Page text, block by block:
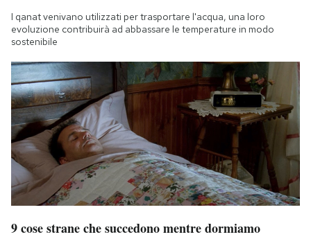
I qanat venivano utilizzati per trasportare l'acqua, una loro
evoluzione contribuirà ad abbassare le temperature in modo
sostenibile
9 cose strane che succedono mentre dormiamo